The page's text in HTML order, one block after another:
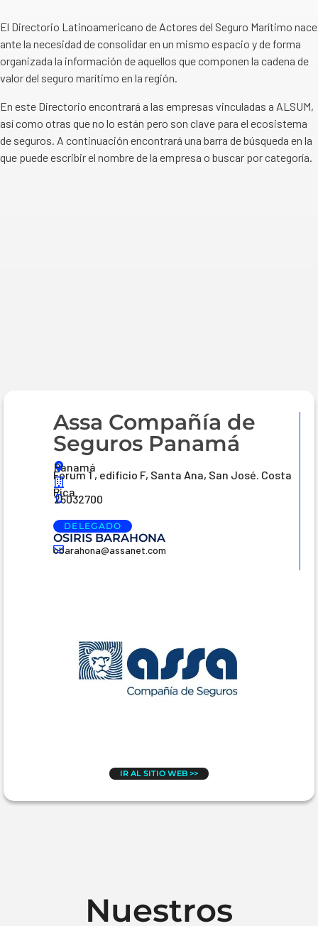
El Directorio Latinoamericano de Actores del Seguro Marítimo nace
ante la necesidad de consolidar en un mismo espacio y de forma
organizada la información de aquellos que componen la cadena de
valor del seguro marítimo en la región.
En este Directorio encontrará a las empresas vinculadas a ALSUM,
así como otras que no lo están pero son clave para el ecosistema
de seguros. A continuación encontrará una barra de búsqueda en la
que puede escribir el nombre de la empresa o buscar por categoría.
Assa Compañía de
Seguros Panamá
Panamá
Forum 1 , edificio F, Santa Ana, San José. Costa
Rica
25032700
DELEGADO
OSIRIS BARAHONA
obarahona@assanet.com
IR AL SITIO WEB >>
Nuestros